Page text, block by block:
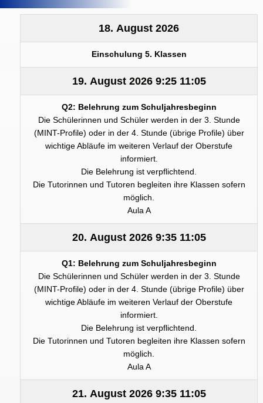
18. August 2026
Einschulung 5. Klassen
19. August 20269:25 11:05
Q2: Belehrung zum Schuljahresbeginn
Die Schülerinnen und Schüler werden in der 3. Stunde
(MINT-Profile) oder in der 4. Stunde (übrige Profile) über
wichtige Abläufe im weiteren Verlauf der Oberstufe
informiert.
Die Belehrung ist verpflichtend.
Die Tutorinnen und Tutoren begleiten ihre Klassen sofern
möglich.
Aula A
20. August 20269:35 11:05
Q1: Belehrung zum Schuljahresbeginn
Die Schülerinnen und Schüler werden in der 3. Stunde
(MINT-Profile) oder in der 4. Stunde (übrige Profile) über
wichtige Abläufe im weiteren Verlauf der Oberstufe
informiert.
Die Belehrung ist verpflichtend.
Die Tutorinnen und Tutoren begleiten ihre Klassen sofern
möglich.
Aula A
21. August 20269:35 11:05